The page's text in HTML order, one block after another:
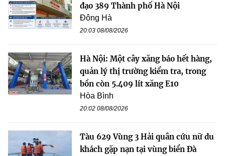
đạo 389 Thành phố Hà Nội
Đông Hà
20:03 08/08/2026
Hà Nội: Một cây xăng báo hết hàng,
quản lý thị trường kiểm tra, trong
bồn còn 5.409 lít xăng E10
Hòa Bình
20:02 08/08/2026
Tàu 629 Vùng 3 Hải quân cứu nữ du
khách gặp nạn tại vùng biển Đà